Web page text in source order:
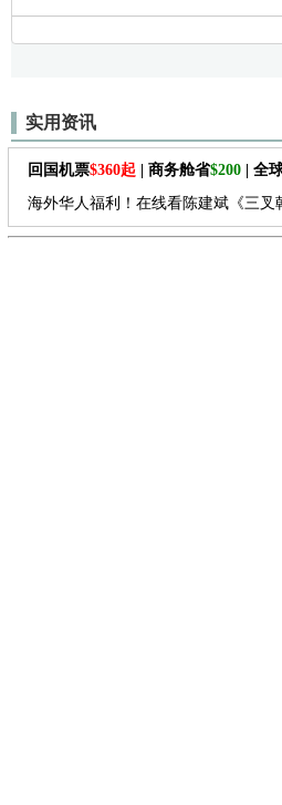
实用资讯
回国机票$360起 | 商务舱省$200 | 全
海外华人福利！在线看陈建斌《三叉